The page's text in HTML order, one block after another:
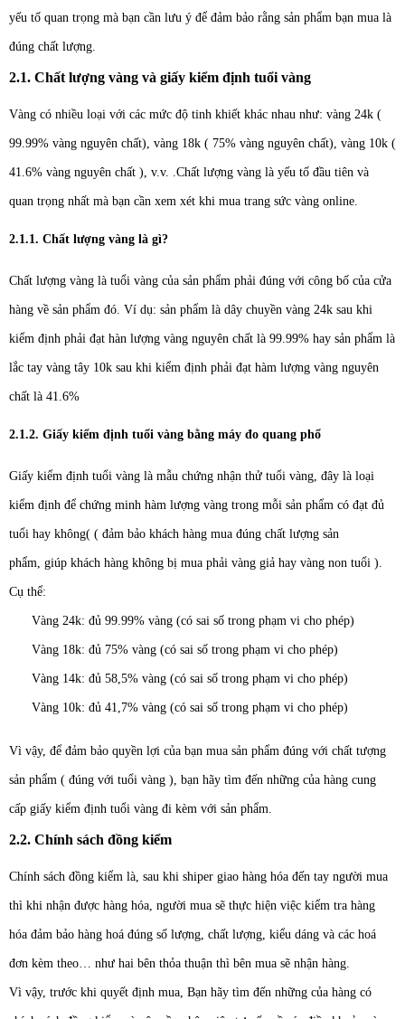
yếu tố quan trọng mà bạn cần lưu ý để đảm bảo rằng sản phẩm bạn mua là
đúng chất lượng.
2.1. Chất lượng vàng và giấy kiểm định tuổi vàng
Vàng có nhiều loại với các mức độ tinh khiết khác nhau như: vàng 24k (
99.99% vàng nguyên chất), vàng 18k ( 75% vàng nguyên chất), vàng 10k (
41.6% vàng nguyên chất ), v.v. .Chất lượng vàng là yếu tố đầu tiên và
quan trọng nhất mà bạn cần xem xét khi mua trang sức vàng online.
2.1.1. Chất lượng vàng là gì?
Chất lượng vàng là tuổi vàng của sản phẩm phải đúng với công bố của cửa
hàng về sản phẩm đó. Ví dụ: sản phẩm là dây chuyền vàng 24k sau khi
kiểm định phải đạt hàn lượng vàng nguyên chất là 99.99% hay sản phẩm là
lắc tay vàng tây 10k sau khi kiểm định phải đạt hàm lượng vàng nguyên
chất là 41.6%
2.1.2. Giấy kiểm định tuổi vàng bằng máy đo quang phổ
Giấy kiểm định tuổi vàng là mẫu chứng nhận thử tuổi vàng, đây là loại
kiểm định để chứng minh hàm lượng vàng trong mỗi sản phẩm có đạt đủ
tuổi hay không( ( đảm bảo khách hàng mua đúng chất lượng sản
phẩm, giúp khách hàng không bị mua phải vàng giả hay vàng non tuổi ).
Cụ thể:
Vàng 24k: đủ 99.99% vàng (có sai số trong phạm vi cho phép)
Vàng 18k: đủ 75% vàng (có sai số trong phạm vi cho phép)
Vàng 14k: đủ 58,5% vàng (có sai số trong phạm vi cho phép)
Vàng 10k: đủ 41,7% vàng (có sai số trong phạm vi cho phép)
Vì vậy, để đảm bảo quyền lợi của bạn mua sản phẩm đúng với chất tượng
sản phẩm ( đúng với tuổi vàng ), bạn hãy tìm đến những của hàng cung
cấp giấy kiểm định tuổi vàng đi kèm với sản phẩm.
2.2. Chính sách đồng kiểm
Chính sách đồng kiểm là, sau khi shiper giao hàng hóa đến tay người mua
thì khi nhận được hàng hóa, người mua sẽ thực hiện việc kiểm tra hàng
hóa đảm bảo hàng hoá đúng số lượng, chất lượng, kiểu dáng và các hoá
đơn kèm theo… như hai bên thỏa thuận thì bên mua sẽ nhận hàng.
Vì vậy, trước khi quyết định mua, Bạn hãy tìm đến những của hàng có